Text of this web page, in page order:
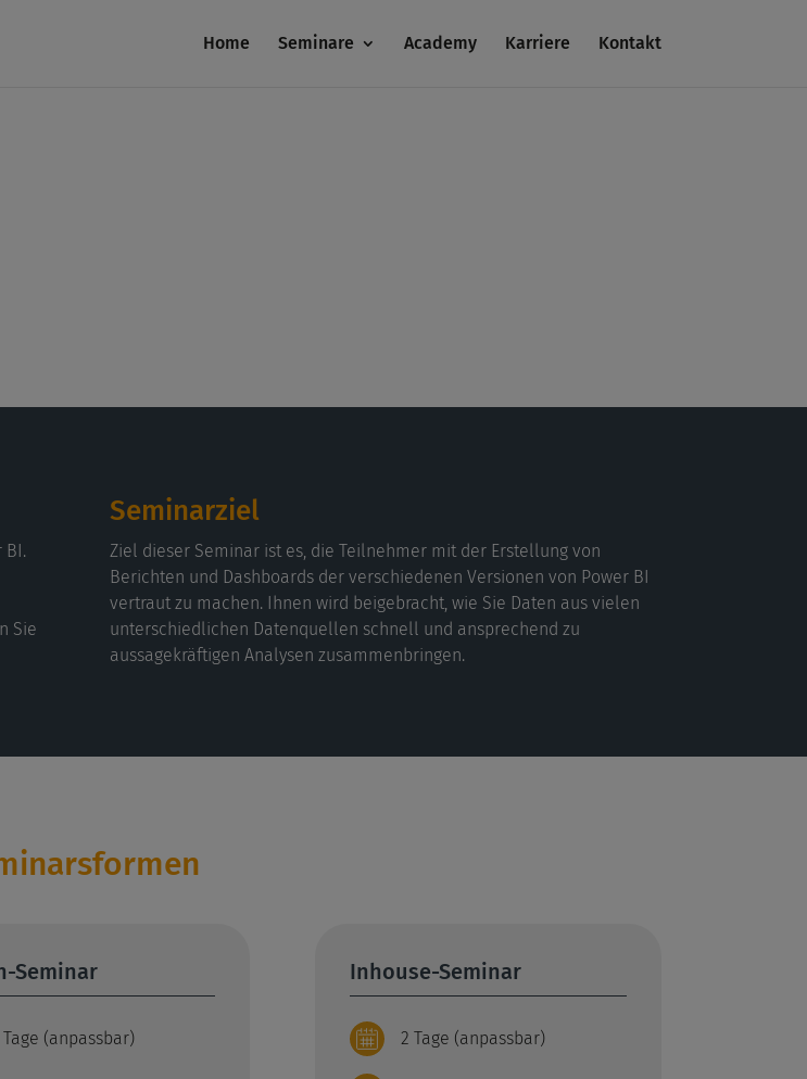
Home Seminare Academy Karriere Kontakt
BI.
Sie
Seminarziel
Ziel dieser Seminar ist es, die Teilnehmer mit der Erstellung von
Berichten und Dashboards der verschiedenen Versionen von Power BI
vertraut zu machen. Ihnen wird beigebracht, wie Sie Daten aus vielen
unterschiedlichen Datenquellen schnell und ansprechend zu
aussagekräftigen Analysen zusammenbringen.
Seminar
Tage (anpassbar)
Inhouse-Seminar
2 Tage (anpassbar)